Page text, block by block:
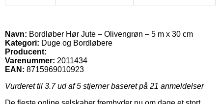
Navn: Bordløber Hør Jute – Olivengrøn – 5 m x 30 cm
Kategori: Duge og Bordløbere
Producent:
Varenummer: 2011434
EAN: 8715969010923
Vurderet til 3.7ud af 5 stjerner baseret på 21 anmeldelser